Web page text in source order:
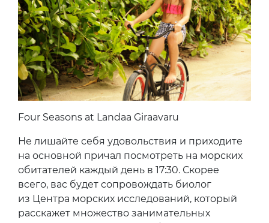
Four Seasons at Landaa Giraavaru
Не лишайте себя удовольствия и приходите
на основной причал посмотреть на морских
обитателей каждый день в 17:30. Скорее
всего, вас будет сопровождать биолог
из Центра морских исследований, который
расскажет множество занимательных